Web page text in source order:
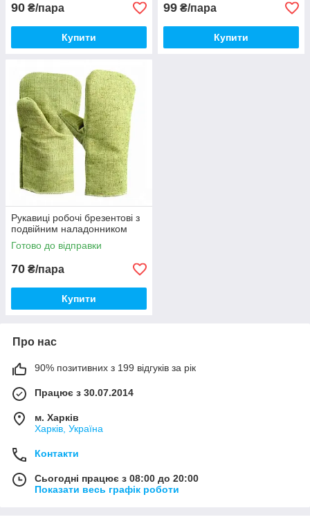
90 ₴/пара
Купити
99 ₴/пара
Купити
Рукавиці робочі брезентові з
подвійним наладонником
Готово до відправки
70 ₴/пара
Купити
Про нас
90% позитивних з 199 відгуків за рік
Працює з 30.07.2014
м. Харків
Харків, Україна
Контакти
Сьогодні працює з 08:00 до 20:00
Показати весь графік роботи